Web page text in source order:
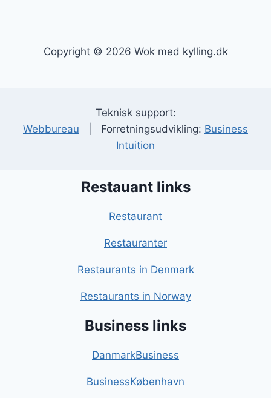
Copyright © 2026 Wok med kylling.dk
Teknisk support:
Webbureau | Forretningsudvikling: Business
Intuition
Restauant links
Restaurant
Restauranter
Restaurants in Denmark
Restaurants in Norway
Business links
DanmarkBusiness
BusinessKøbenhavn